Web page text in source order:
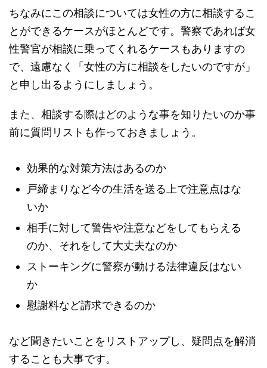
ちなみにこの相談については女性の方に相談するこ
とができるケースがほとんどです。警察であれば女
性警官が相談に乗ってくれるケースもありますの
で、遠慮なく「女性の方に相談をしたいのですが」
と申し出るようにしましょう。
また、相談する際はどのような事を知りたいのか事
前に質問リストも作っておきましょう。
効果的な対策方法はあるのか
戸締まりなど今の生活を送る上で注意点はな
いか
相手に対して警告や注意などをしてもらえる
のか、それをして大丈夫なのか
ストーキングに警察が動ける法律違反はない
か
慰謝料など請求できるのか
など聞きたいことをリストアップし、疑問点を解消
することも大事です。